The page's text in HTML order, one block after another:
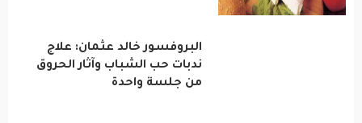
البروفسور خالد عثمان: علاج
ندبات حب الشباب وآثار الحروق
من جلسة واحدة